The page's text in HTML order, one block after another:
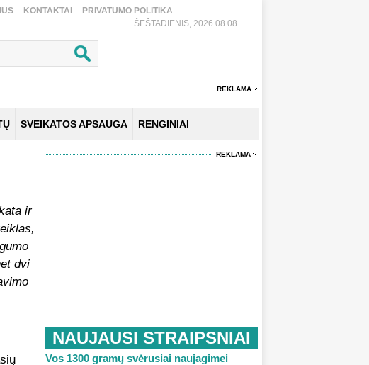
KONTAKTAI
PRIVATUMO POLITIKA
ŠEŠTADIENIS, 2026.08.08
REKLAMA
SVEIKATOS APSAUGA RENGINIAI
ir
dvi
REKLAMA
NAUJAUSI STRAIPSNIAI
Vos 1300 gramų svėrusiai naujagimei